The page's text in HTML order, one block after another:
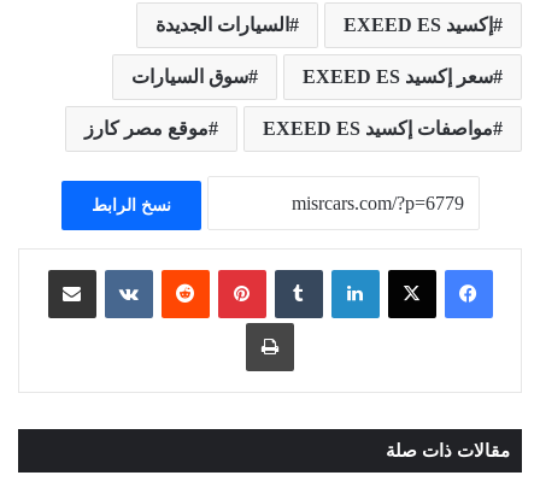
إكسيد EXEED ES السيارات الجديدة
سعر إكسيد EXEED ES سوق السيارات
مواصفات إكسيد EXEED ES موقع مصر كارز
نسخ الرابط
لينكدإن ‏Tumblr بينتيريست
‏Reddit
‏VKontakte مشاركة عبر البريد
طباعة
مقالات ذات صلة